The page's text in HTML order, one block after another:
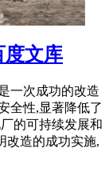
度文库
一次成功的改造
全性,显著降低了
的可持续发展和
改造的成功实施,